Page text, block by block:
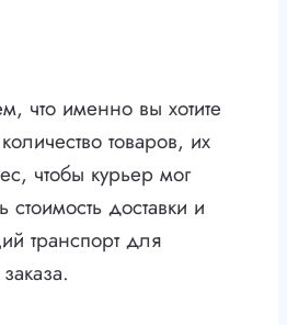
что именно вы хотите
товаров, их
чтобы курьер мог
доставки и
транспорт для